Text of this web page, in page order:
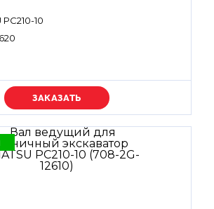
10
Уточняйте цену